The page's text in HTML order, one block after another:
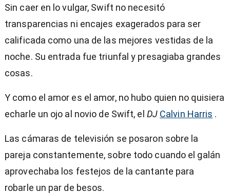
Sin caer en lo vulgar, Swift no necesitó
transparencias ni encajes exagerados para ser
calificada como una de las mejores vestidas de la
noche. Su entrada fue triunfal y presagiaba grandes
cosas.
Y como el amor es el amor, no hubo quien no quisiera
echarle un ojo al novio de Swift, el DJ Calvin Harris .
Las cámaras de televisión se posaron sobre la
pareja constantemente, sobre todo cuando el galán
aprovechaba los festejos de la cantante para
robarle un par de besos.